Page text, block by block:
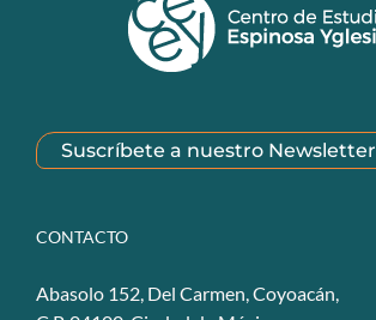
Suscríbete a nuestro Newsletter
CONTACTO
Abasolo 152, Del Carmen, Coyoacán,